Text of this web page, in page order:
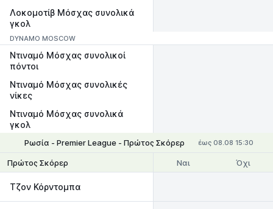
Λοκομοτίβ Μόσχας συνολικά
γκολ
DYNAMO MOSCOW
Ντιναμό Μόσχας συνολικοί
πόντοι
Ντιναμό Μόσχας συνολικές
νίκες
Ντιναμό Μόσχας συνολικά
γκολ
Ρωσία - Premier League - Πρώτος Σκόρερ έως 08.08 15:30
Πρώτος Σκόρερ Ναι Όχι
Τζον Κόρντομπα